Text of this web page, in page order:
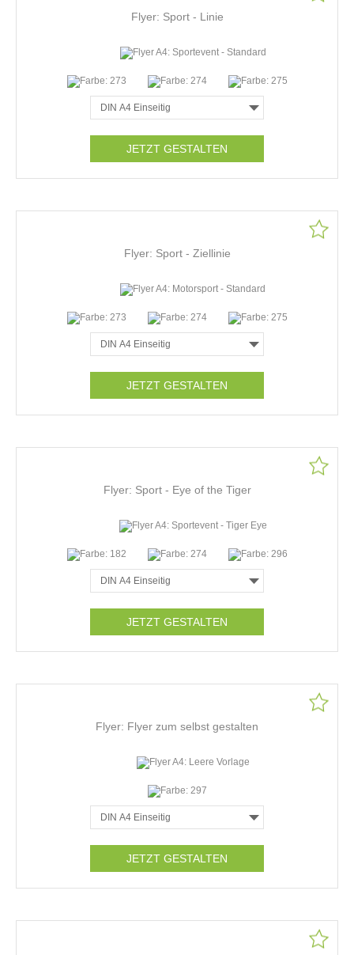
Flyer: Sport - Linie
JETZT GESTALTEN
Flyer: Sport - Ziellinie
JETZT GESTALTEN
Flyer: Sport - Eye of the Tiger
JETZT GESTALTEN
Flyer: Flyer zum selbst gestalten
JETZT GESTALTEN